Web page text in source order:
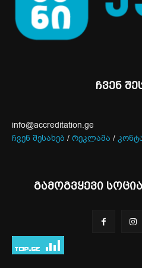
ჩვენ
info@accreditation.ge
ჩვენ შესახებ / რეკლამა /
გამოგვყევი